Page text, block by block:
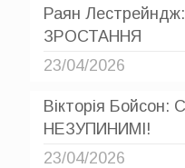
Раян
ЗРОСТАННЯ
23/04/2026
Вікторія Бойсон:
НЕЗУПИНИМІ!
23/04/2026